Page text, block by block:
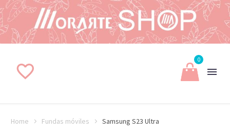
0
Home Fundas móviles Samsung S23 Ultra